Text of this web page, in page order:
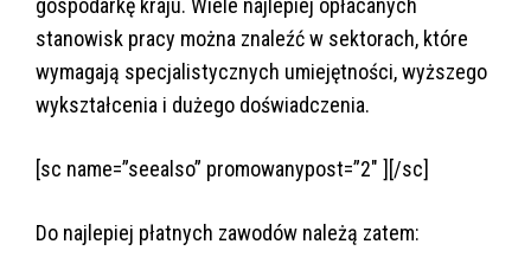
gospodarkę kraju. Wiele najlepiej opłacanych
stanowisk pracy można znaleźć w sektorach, które
wymagają specjalistycznych umiejętności, wyższego
wykształcenia i dużego doświadczenia.
[sc name=”seealso” promowanypost=”2″ ][/sc]
Do najlepiej płatnych zawodów należą zatem: